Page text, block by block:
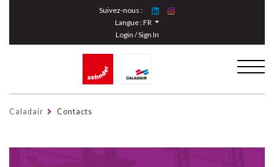
Suivez-nous :
Langue :FR
Login / Sign In
Caladair Contacts
Cookies management panel